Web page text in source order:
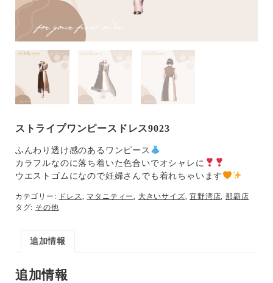
ストライプワンピースドレス9023
ふんわり透け感のあるワンピース
カラフルなのに落ち着いた色合いでオシャレに
ウエストゴムになので妊婦さんでも着れちゃいます
カテゴリー: ドレス, マタニティー, 大きいサイズ,宜野湾店,那覇店
タグ: その他
追加情報
追加情報